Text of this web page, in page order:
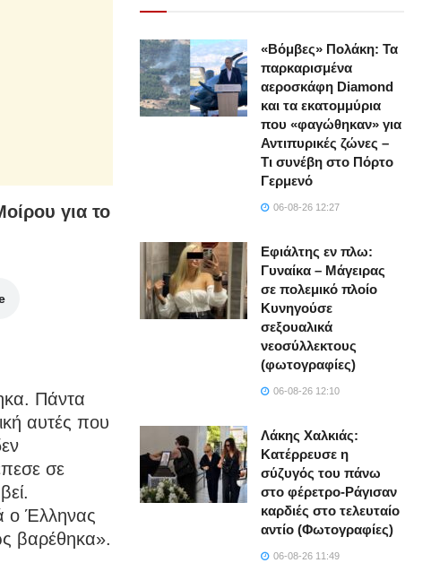
για το
Πάντα
αυτές που
σε
ο Έλληνας
βαρέθηκα».
«Βόμβες» Πολάκη: Τα
παρκαρισμένα
αεροσκάφη Diamond
και τα εκατομμύρια
που «φαγώθηκαν» για
Αντιπυρικές ζώνες –
Τι συνέβη στο Πόρτο
Γερμενό
06-08-26 12:27
Εφιάλτης εν πλω:
Γυναίκα – Μάγειρας
σε πολεμικό πλοίο
Κυνηγούσε
σεξουαλικά
νεοσύλλεκτους
(φωτογραφίες)
06-08-26 12:10
Λάκης Χαλκιάς:
Κατέρρευσε η
σύζυγός του πάνω
στο φέρετρο-Ράγισαν
καρδιές στο τελευταίο
αντίο (Φωτογραφίες)
06-08-26 11:49